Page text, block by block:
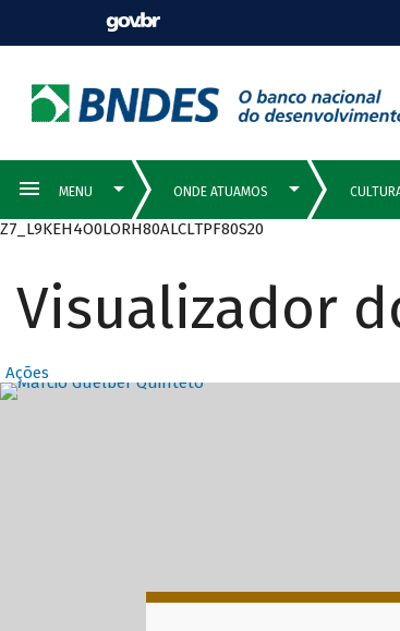
Z7_L9KEH4O0LORH80ALCLTPF80S20
Visualizador
Ações
Destaques